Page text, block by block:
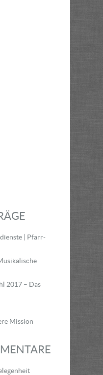
| Pfarr-
2017 – Das
Mission